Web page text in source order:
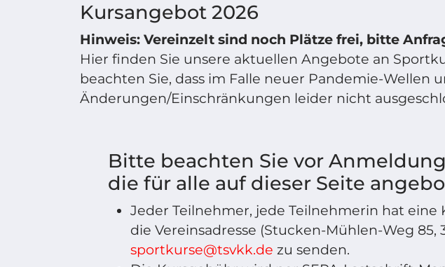
Kursangebot 2026
Hinweis: Vereinzelt sind noch Plätze frei, bitte
Hier finden Sie unsere aktuellen Angebote an
beachten Sie, dass im Falle neuer Pandemie-
Änderungen/Einschränkungen leider nicht
Bitte beachten Sie vor
die für alle auf dieser Seite
Jeder Teilnehmer, jede Teilnehmerin hat
die Vereinsadresse (Stucken-Mühlen-Weg
sportkurse@tsvkk.de zu senden.